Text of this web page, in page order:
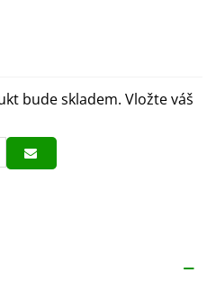
bude skladem. Vložte váš